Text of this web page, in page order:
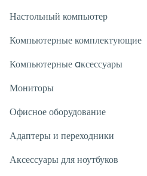
Настольный компьютер
Компьютерные комплектующие
Компьютерные aксессуары
Мониторы
Офисное оборудование
Адаптеры и переходники
Аксессуары для ноутбуков